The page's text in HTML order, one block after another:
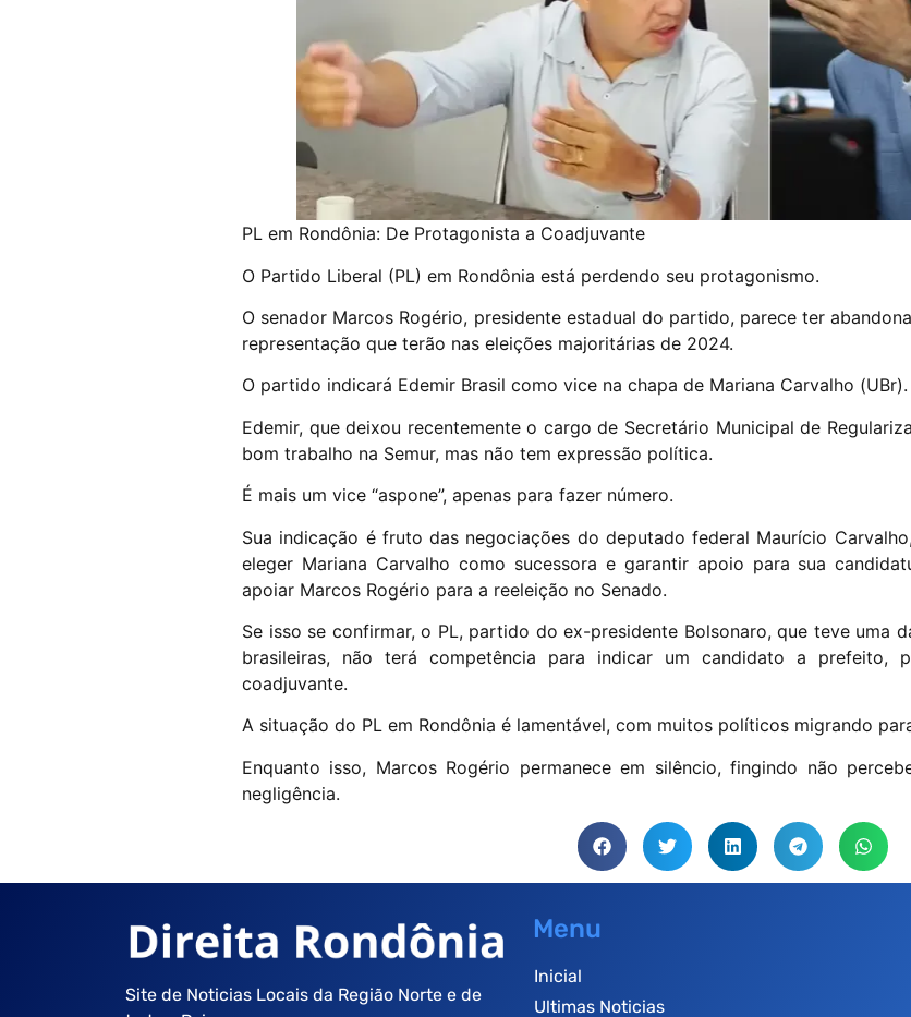
PL em Rondônia: De Protagonista a Coadjuvante
O Partido Liberal (PL) em Rondônia está perdendo seu protagonismo.
O senador Marcos Rogério, presidente estadual do partido, parece ter
representação que terão nas eleições majoritárias de 2024.
O partido indicará Edemir Brasil como vice na chapa de Mariana Carvalho (UBr).
Edemir, que deixou recentemente o cargo de Secretário Municipal de
bom trabalho na Semur, mas não tem expressão política.
É mais um vice “aspone”, apenas para fazer número.
Sua indicação é fruto das negociações do deputado federal Maurício
eleger Mariana Carvalho como sucessora e garantir apoio para sua
apoiar Marcos Rogério para a reeleição no Senado.
Se isso se confirmar, o PL, partido do ex-presidente Bolsonaro, que teve uma
brasileiras, não terá competência para indicar um candidato a prefeito,
coadjuvante.
A situação do PL em Rondônia é lamentável, com muitos políticos migrando
Enquanto isso, Marcos Rogério permanece em silêncio, fingindo não
negligência.
Site de Noticias Locais da Região Norte e de
Menu
Inicial
Ultimas Noticias